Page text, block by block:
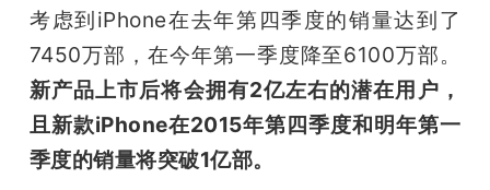
考虑到iPhone在去年第四季度的销量达到了
7450万部，在今年第一季度降至6100万部。
新产品上市后将会拥有2亿左右的潜在用户，
且新款iPhone在2015年第四季度和明年第一
季度的销量将突破1亿部。